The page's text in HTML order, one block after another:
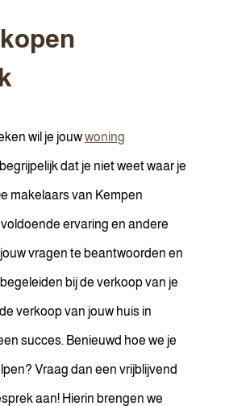
wil je jouwwoning
dat je niet weet waar je
makelaars van Kempen
ervaring en andere
vragen te beantwoorden en
bij de verkoop van je
verkoop van jouw huis in
succes. Benieuwd hoe we je
Vraag dan een vrijblijvend
aan! Hierin brengen we